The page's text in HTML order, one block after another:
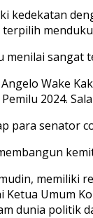
kedekatan
menilai sangat
Wake
2024.
para senator
memiliki
Umum
dunia politik